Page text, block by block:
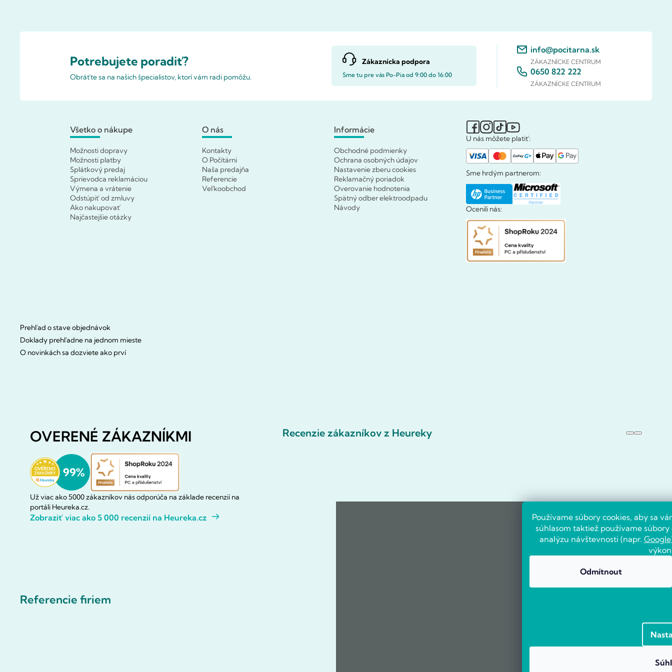
Používame súbory cookies, aby sa
súhlasom taktiež používame
analýzu návštevnosti (napr. Google
Odmítnout
Potrebujete poradiť?
Obráťte sa na našich špecialistov, ktorí vám radi pomôžu.
Zákaznícka podpora
Sme tu pre vás Po-Pia od 9:00 do 16:00
info@pocitarna.sk
ZÁKAZNÍCKE CENTRUM
0650 822 222
ZÁKAZNÍCKE CENTRUM
Všetko o nákupe
Možnosti dopravy
Možnosti platby
Splátkový predaj
Sprievodca reklamáciou
Výmena a vrátenie
Odstúpiť od zmluvy
Ako nakupovať
Najčastejšie otázky
O nás
Kontakty
O Počítárni
Naša predajňa
Referencie
Veľkoobchod
Informácie
Obchodné podmienky
Ochrana osobných údajov
Nastavenie zberu cookies
Reklamačný poriadok
Overovanie hodnotenia
Spätný odber elektroodpadu
Návody
U nás môžete platiť:
Sme hrdým partnerom:
Ocenili nás:
Prehľad o stave objednávok
Doklady prehľadne na jednom mieste
O novinkách sa dozviete ako prví
OVERENÉ ZÁKAZNÍKMI
Už viac ako 5000 zákazníkov nás odporúča na základe recenzií na
portáli Heureka.cz.
Zobraziť viac ako 5 000 recenzií na Heureka.cz
Recenzie zákazníkov z Heureky
Referencie firiem